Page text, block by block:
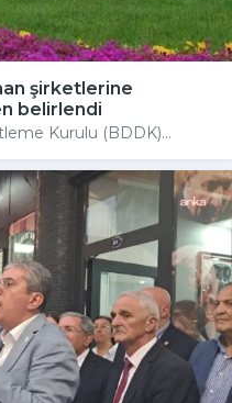
şirketlerine
belirlendi
Kurulu (BDDK)...